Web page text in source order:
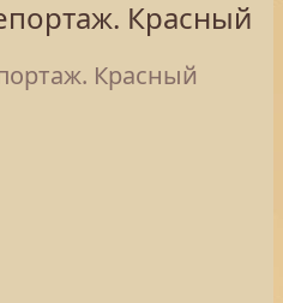
Красный
Красный